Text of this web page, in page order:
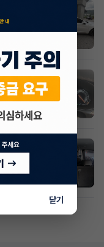
원
협의연락
2운전자
닫기